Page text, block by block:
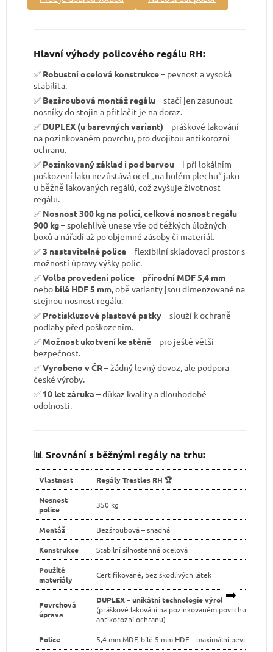
Hlavní výhody policového regálu RH:
✅ Robustní ocelová konstrukce– pevnost a vysoká
stabilita.
✅ Bezšroubová montáž regálu– stačí jen zasunout
nosníky do stojin a přitlačit je na doraz.
✅ DUPLEX (u barevných variant) – práškové lakování
na pozinkovaném povrchu, pro dvojitou antikorozní
ochranu.
✅ Pozinkovaný základ i pod barvou– i při lokálním
poškození laku nezůstává ocel „na holém plechu“ jako
u běžně lakovaných regálů, což zvyšuje životnost
regálu.
✅ Nosnost 300 kg na polici, celková nosnost regálu
900 kg– spolehlivě unese vše od těžkých úložných
boxů a nářadí až po objemné zásoby či materiál.
✅3 nastavitelné police– flexibilní skladovací prostor s
možností úpravy výšky polic.
✅Volba provedení police– přírodní MDF 5,4 mm
nebo bílé HDF 5 mm, obě varianty jsou dimenzované na
stejnou nosnost regálu.
✅ Protiskluzové plastové patky– slouží k ochraně
podlahy před poškozením.
✅ Možnost ukotvení ke stěně– pro ještě větší
bezpečnost.
✅Vyrobeno v ČR– žádný levný dovoz, ale podpora
české výroby.
✅ 10 let záruka – důkaz kvality a dlouhodobé
odolnosti.
📊 Srovnání s běžnými regály na trhu:
➡️
Vlastnost Regály Trestles RH 🏆
Nosnost
police
350 kg
Montáž Bezšroubová – snadná
Konstrukce Stabilní silnostěnná ocelová
Použité
materiály
Certifikované, bez škodlivých látek
Povrchová
úprava
DUPLEX – unikátní technologie výroby
(práškové lakování na pozinkovaném povrchu pro
antikorozní ochranu)
Police 5,4 mm MDF, bílé 5 mm HDF – maximální pevnost